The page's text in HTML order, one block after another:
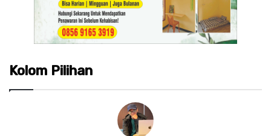
Kolom Pilihan